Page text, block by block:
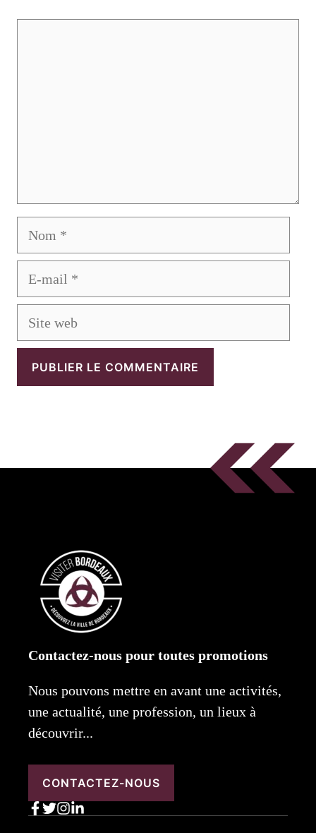
Contactez-nous pour toutes promotions
Nous pouvons mettre en avant une activités,
une actualité, une profession, un lieux à
découvrir...
CONTACTEZ-NOUS